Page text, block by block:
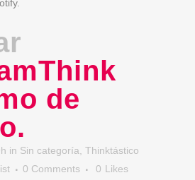
de
in Sin categoría Thinktástico
0 Comments 0 Likes